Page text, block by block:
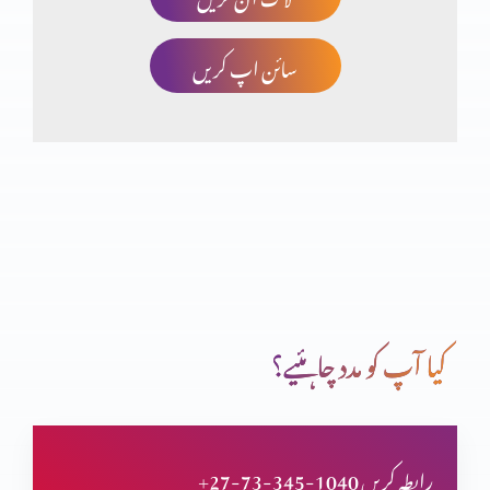
تثلیث (حصہ 2)
یسوع مسیح کی الوہیت (حصہ 3)
سائن اپ کریں
کیا آپ کو مدد چاہئیے؟
+27-73-345-1040 رابطہ کریں